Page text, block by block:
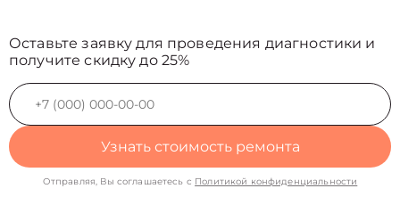
Оставьте заявку для проведения диагностики и
получите скидку до 25%
Узнать стоимость ремонта
Отправляя, Вы соглашаетесь с Политикой конфиденциальности